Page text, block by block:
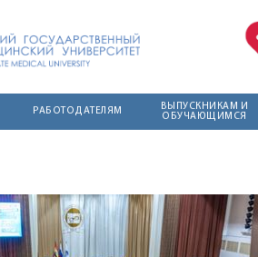
РАБОТОДАТЕЛЯМ
Бланк договора о
сотрудничестве
Памятка для
работодателей
ВЫПУСКНИКАМ И
ОБУЧАЮЩИМСЯ
Образовательный
курс КГМУ
"Эффективное
трудоустройство"